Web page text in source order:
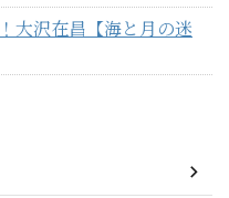
大沢在昌【海と月の迷